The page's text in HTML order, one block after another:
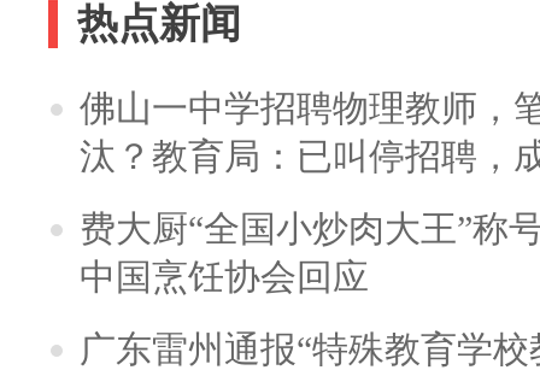
热点新闻
佛山一中学招聘物理教师，
汰？教育局：已叫停招聘，
费大厨“全国小炒肉大王”称
中国烹饪协会回应
广东雷州通报“特殊教育学